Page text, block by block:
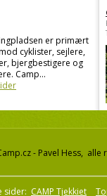
er primært
cyklister, sejlere,
bjergbestigere og
Camp...
- Pavel Hess,
sider: CAMP Tjekkiet